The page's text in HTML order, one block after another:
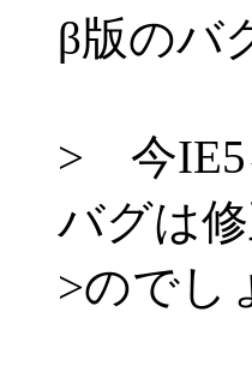
β版のバ
> 今IE5
バグは
>のでし